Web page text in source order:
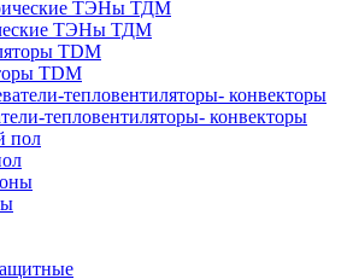
ТЭНы ТДМ
TDM
тепловентиляторы- конвекторы